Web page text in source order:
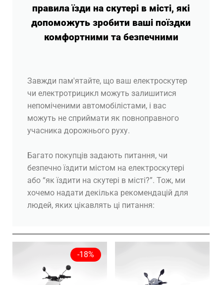
правила їзди на скутері в місті, які
допоможуть зробити ваші поїздки
комфортними та безпечними
Завжди пам'ятайте, що ваш електроскутер
чи електротрицикл можуть залишитися
непоміченими автомобілістами, і вас
можуть не сприймати як повноправного
учасника дорожнього руху.
Багато покупців задають питання, чи
безпечно їздити містом на електроскутері
або “як їздити на скутері в місті?”. Тож, ми
хочемо надати декілька рекомендацій для
людей, яких цікавлять ці питання:
-18%